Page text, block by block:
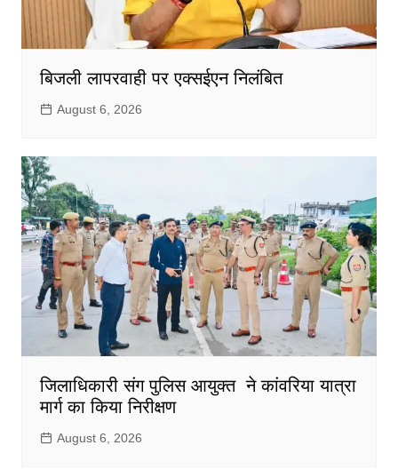
बिजली लापरवाही पर एक्सईएन निलंबित
August 6, 2026
जिलाधिकारी संग पुलिस आयुक्त ने कांवरिया यात्रा
मार्ग का किया निरीक्षण
August 6, 2026